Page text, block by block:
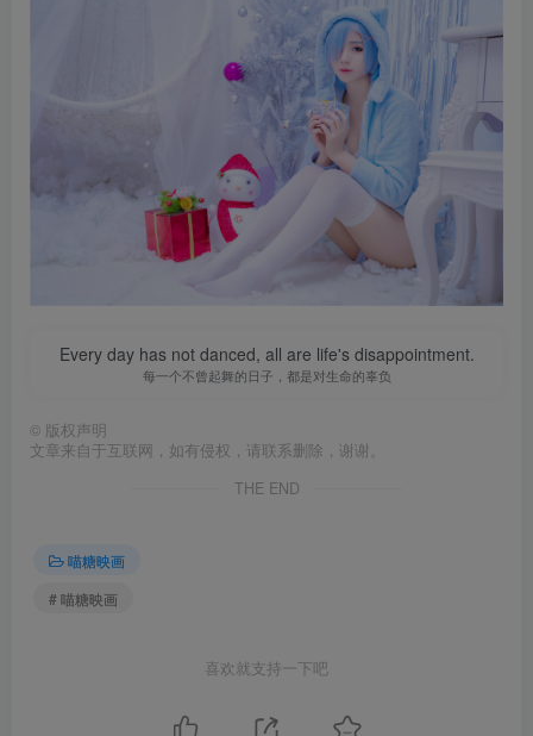
Every day has not danced, all are life's disappointment.
每一个不曾起舞的日子，都是对生命的辜负
© 版权声明
文章来自于互联网，如有侵权，请联系删除，谢谢。
THE END
喵糖映画
# 喵糖映画
喜欢就支持一下吧